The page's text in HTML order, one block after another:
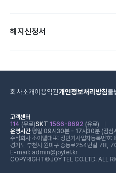
해지신청서
회사소개이용약관개인정보처리방침불
고객센터
114 (무료)SKT 1566-8692 (유료)
운영시간평일 09시30분 - 17시30분 (점심
주식회사 조이텔대표: 정민기 사업자등록번
경기도 부천시 원미구 중동로254번길 78,
E-mail: admin@joytel.kr
COPYRIGHT©JOYTEL CO.LTD. ALL